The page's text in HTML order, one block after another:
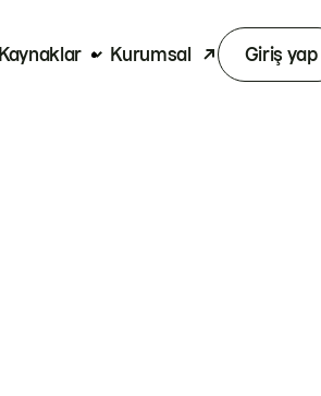
Kaynaklar Kurumsal Giriş yap